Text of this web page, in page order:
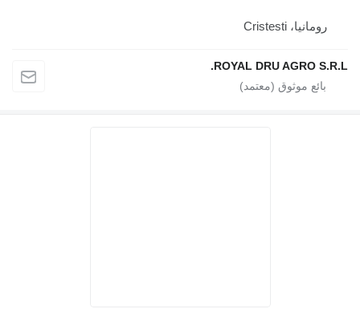
رومانيا، Cristesti
ROYAL DRU AGRO